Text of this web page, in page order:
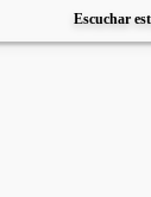
Escuchar